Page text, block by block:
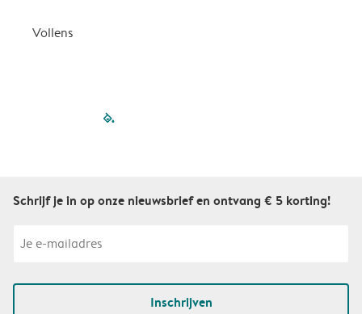
Vollens
filled-pagination
Schrijf je in op onze nieuwsbrief en ontvang € 5 korting!
Inschrijven